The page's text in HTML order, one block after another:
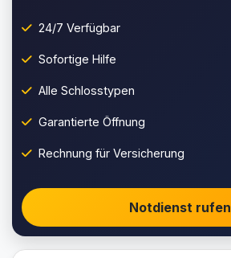
24/7 Verfügbar
Sofortige Hilfe
Alle Schlosstypen
Garantierte Öffnung
Rechnung für Versicherung
Notdienst rufen